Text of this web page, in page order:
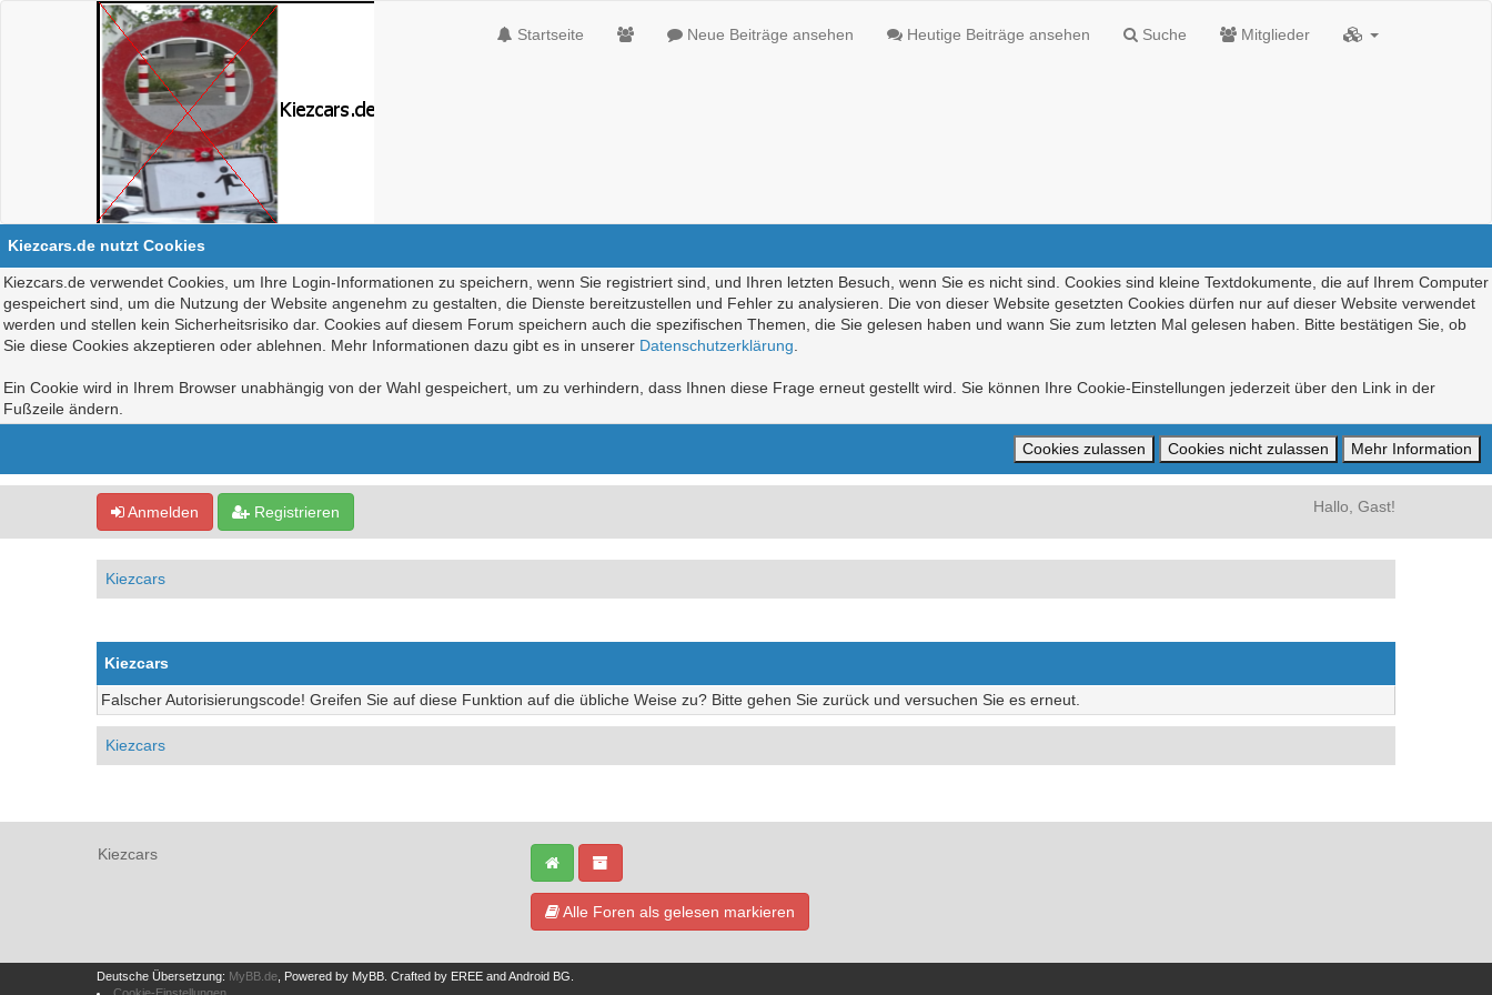
Startseite Neue Beiträge ansehen Heutige Beiträge ansehen Suche Mitglieder
Kiezcars.de nutzt Cookies
Kiezcars.de verwendet Cookies, um Ihre Login-Informationen zu speichern, wenn Sie registriert sind, und Ihren letzten Besuch, wenn Sie es nicht sind. Cookies sind kleine Textdokumente, die auf Ihrem Computer
gespeichert sind, um die Nutzung der Website angenehm zu gestalten, die Dienste bereitzustellen und Fehler zu analysieren. Die von dieser Website gesetzten Cookies dürfen nur auf dieser Website verwendet
werden und stellen kein Sicherheitsrisiko dar. Cookies auf diesem Forum speichern auch die spezifischen Themen, die Sie gelesen haben und wann Sie zum letzten Mal gelesen haben. Bitte bestätigen Sie, ob
Sie diese Cookies akzeptieren oder ablehnen. Mehr Informationen dazu gibt es in unserer Datenschutzerklärung
Ein Cookie wird in Ihrem Browser unabhängig von der Wahl gespeichert, um zu verhindern, dass Ihnen diese Frage erneut gestellt wird. Sie können Ihre Cookie-Einstellungen jederzeit über den Link in der
Fußzeile ändern.
Anmelden Registrieren Hallo, Gast!
Kiezcars
Kiezcars
Falscher Autorisierungscode! Greifen Sie auf diese Funktion auf die übliche Weise zu? Bitte gehen Sie zurück und versuchen Sie es erneut.
Kiezcars
Kiezcars
Alle Foren als gelesen markieren
Deutsche Übersetzung: MyBB.de , Powered by MyBB Crafted by EREE andAndroid BG